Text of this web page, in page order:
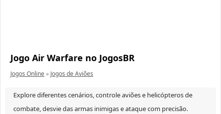
Jogo Air Warfare no JogosBR
Jogos Online» Jogos de Aviões
Explore diferentes cenários, controle aviões e helicópteros de
combate, desvie das armas inimigas e ataque com precisão.